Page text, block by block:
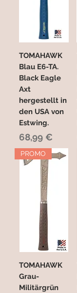
TOMAHAWK
Blau E6-TA.
Black Eagle
Axt
hergestellt in
den USA von
Estwing.
Preis
68,99 €
PROMO
TOMAHAWK
Grau-
Militärgrün